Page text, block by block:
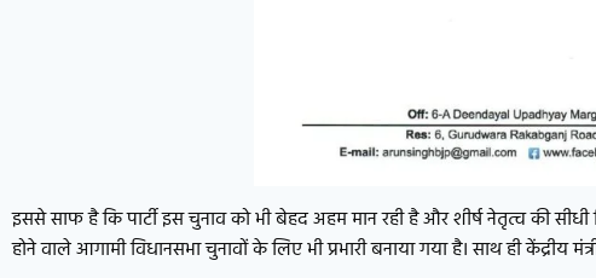
इससे साफ है कि पार्टी इस चुनाव को भी बेहद अहम मान रही है और शीर्ष नेतृत्व की सीधी
होने वाले आगामी विधानसभा चुनावों के लिए भी प्रभारी बनाया गया है। साथ ही केंद्रीय